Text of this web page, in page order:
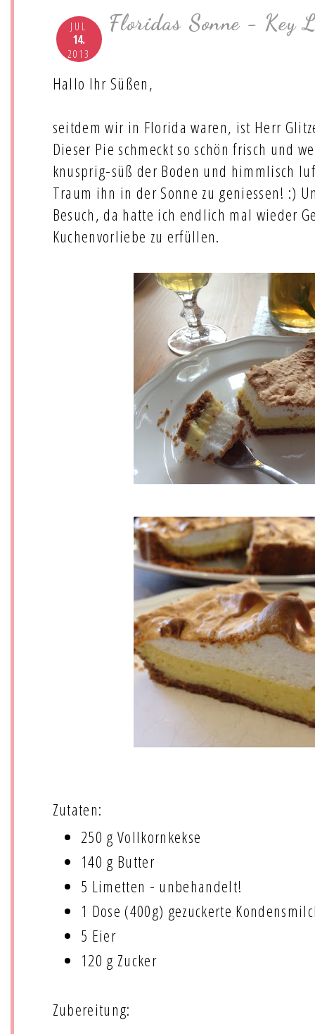
JUL
14.
2013
Floridas Sonne - Key
Hallo Ihr Süßen,
seitdem wir in Florida waren, ist Herr
Dieser Pie schmeckt so schön frisch und
knusprig-süß der Boden und himmlisch
Traum ihn in der Sonne zu geniessen! :)
Besuch, da hatte ich endlich mal wieder
Kuchenvorliebe zu erfüllen.
Zutaten:
250 g Vollkornkekse
140 g Butter
5 Limetten - unbehandelt!
1 Dose (400g) gezuckerte
5 Eier
120 g Zucker
Zubereitung: